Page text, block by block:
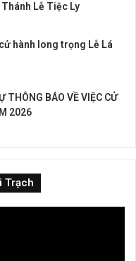
Lễ Tiệc Ly
hành long trọng Lễ Lá
THÔNG BÁO VỀ VIỆC CỬ
2026
Trạch